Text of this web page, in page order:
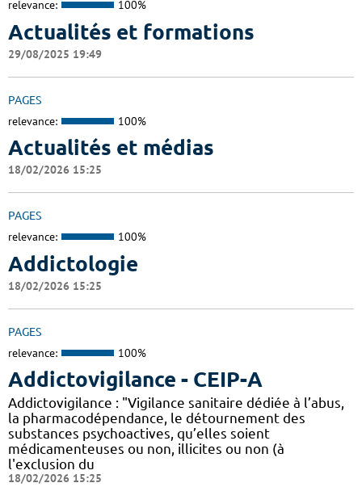
relevance: 100%
Actualités et formations
29/08/2025 19:49
PAGES
relevance: 100%
Actualités et médias
18/02/2026 15:25
PAGES
relevance: 100%
Addictologie
18/02/2026 15:25
PAGES
relevance: 100%
Addictovigilance - CEIP-A
Addictovigilance : "Vigilance sanitaire dédiée à l’abus,
la pharmacodépendance, le détournement des
substances psychoactives, qu’elles soient
médicamenteuses ou non, illicites ou non (à
l'exclusion du
18/02/2026 15:25